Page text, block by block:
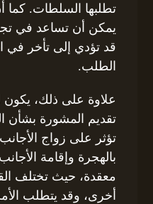
تطلبها السلطات. كما
يمكن أن تساعد في
قد تؤدي إلى تأخر في
الطلب.
علاوة على ذلك،
تقديم المشورة بشأن
تؤثر على زواج
بالهجرة وإقامة
معقدة، حيث تختلف
أخرى، وقد يتطلب